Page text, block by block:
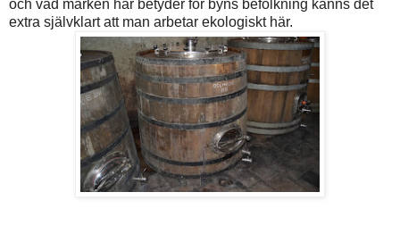
och vad marken här betyder för byns befolkning känns det
extra självklart att man arbetar ekologiskt här.